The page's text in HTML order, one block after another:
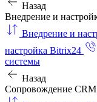
Назад
Внедрение и
Внедрение и
настройка Bitrix24
системы
Назад
Сопровождение CRM